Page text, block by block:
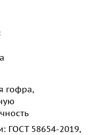
гофра,
ГОСТ 58654-2019,